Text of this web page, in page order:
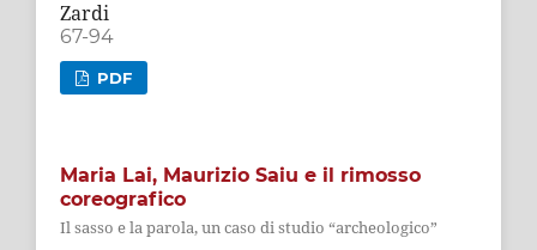
Zardi
67-94
PDF
Maria Lai, Maurizio Saiu e il rimosso
coreografico
Il sasso e la parola, un caso di studio “archeologico”